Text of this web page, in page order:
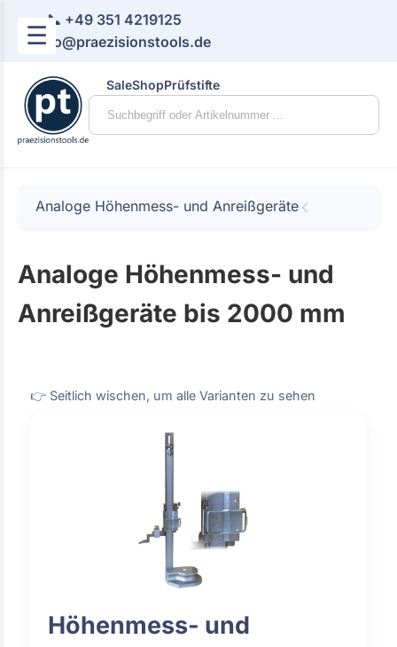
☰
📞 +49 351 4219125
📧 info@praezisionstools.de
SaleShopPrüfstifte
Analoge Höhenmess- und Anreißgeräte
Analoge Höhenmess- und
Anreißgeräte bis 2000 mm
👉 Seitlich wischen, um alle Varianten zu sehen
Höhenmess- und